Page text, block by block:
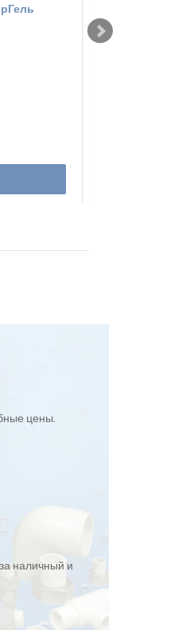
цены.
наличный и